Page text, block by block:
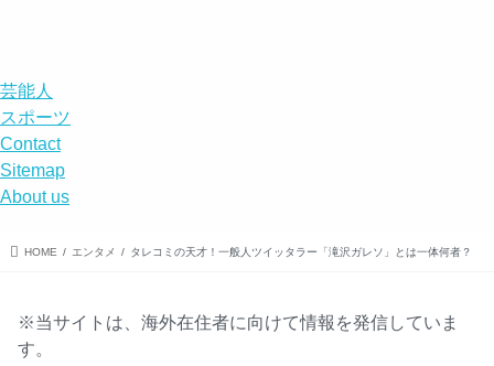
芸能人
スポーツ
Contact
Sitemap
About us
HOME エンタメ タレコミの天才！一般人ツイッタラー「滝沢ガレソ」とは一体何者？
※当サイトは、海外在住者に向けて情報を発信していま
す。